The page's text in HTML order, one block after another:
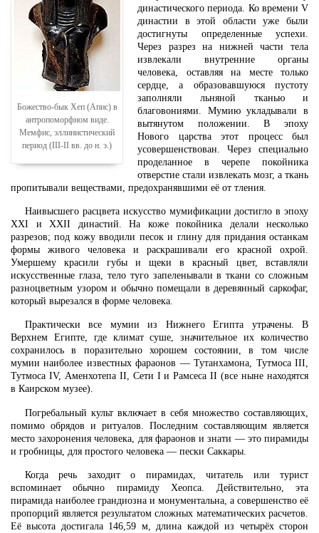
Божество-бык Хеп (Апис) в
антропоморфном виде.
Мемфис, эллинистический
период (III-II вв. до н. э.)
династического периода. Ко времени V
династии в этой области уже были
достигнуты определенные успехи.
Через разрез на нижней части тела
извлекали внутренние органы
человека, оставляя на месте только
сердце, а образовавшуюся пустоту
заполняли льняной тканью и
благовониями. Мумию укладывали в
вытянутом положении. В эпоху
Нового царства этот процесс был
усовершенствован. Через специально
проделанное в черепе покойника
отверстие стали извлекать мозг, а ткань
пропитывали веществами, предохранявшими её от тления.
Наивысшего расцвета искусство мумификации достигло в эпоху
XXI и XXII династий. На коже покойника делали несколько
разрезов; под кожу вводили песок и глину для придания останкам
формы живого человека и раскрашивали его красной охрой.
Умершему красили губы и щеки в красный цвет, вставляли
искусственные глаза, тело туго запеленывали в ткани со сложным
разноцветным узором и обычно помещали в деревянный саркофаг,
который вырезался в форме человека.
Практически все мумии из Нижнего Египта утрачены. В
Верхнем Египте, где климат суше, значительное их количество
сохранилось в поразительно хорошем состоянии, в том числе
мумии наиболее известных фараонов — Тутанхамона, Тутмоса III,
Тутмоса IV, Аменхотепа II, Сети I и Рамсеса II (все ныне находятся
в Каирском музее).
Погребальный культ включает в себя множество составляющих,
помимо обрядов и ритуалов. Последним составляющим является
место захоронения человека, для фараонов и знати — это пирамиды
и гробницы, для простого человека — пески Саккары.
Когда речь заходит о пирамидах, читатель или турист
вспоминает обычно пирамиду Хеопса. Действительно, эта
пирамида наиболее грандиозна и монументальна, а совершенство её
пропорций является результатом сложных математических расчетов.
Её высота достигала 146,59 м, длина каждой из четырёх сторон